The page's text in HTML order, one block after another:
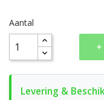
Aantal